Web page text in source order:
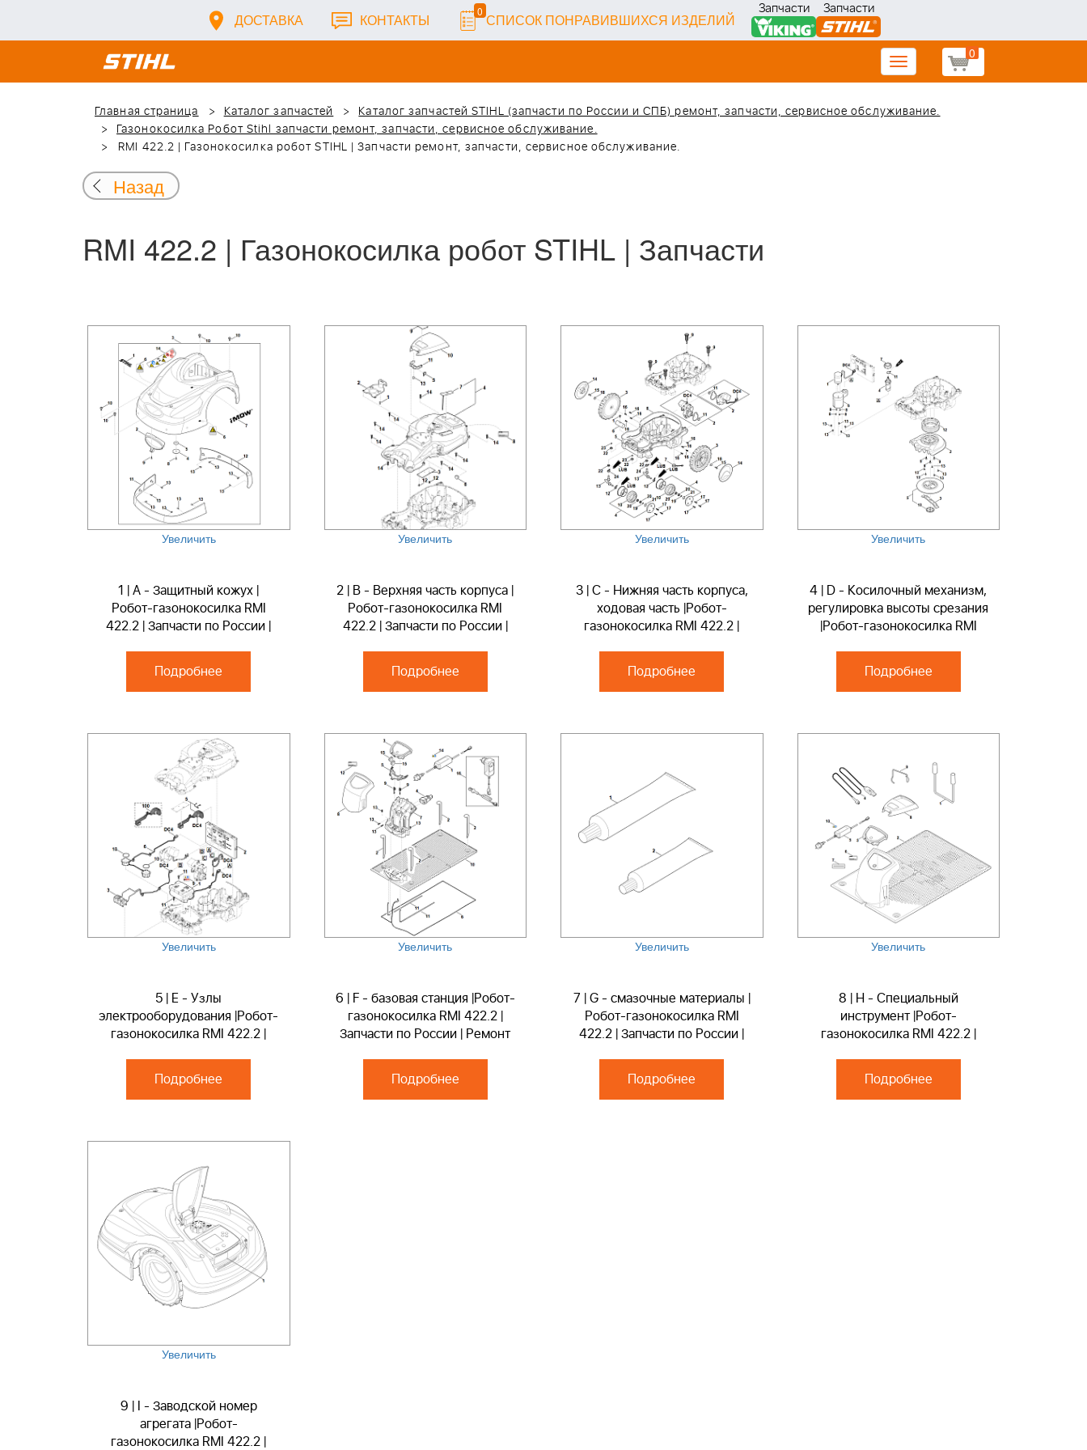
ДОСТАВКА КОНТАКТЫ 0 СПИСОК ПОНРАВИВШИХСЯ ИЗДЕЛИЙ
Запчасти Запчасти
0
Toggle
navigation
Главная страница
Каталог запчастей
Каталог запчастей STIHL (запчасти по России и СПБ) ремонт, запчасти, сервисное обслуживание.
Газонокосилка Робот Stihl запчасти ремонт, запчасти, сервисное обслуживание.
RMI 422.2 | Газонокосилка робот STIHL | Запчасти ремонт, запчасти, сервисное обслуживание.
Назад
RMI 422.2 | Газонокосилка робот STIHL | Запчасти
Увеличить
1 | A - Защитный кожух |
Робот-газонокосилка RMI
422.2 | Запчасти по России |
Подробнее
Увеличить
2 | B - Верхняя часть корпуса |
Робот-газонокосилка RMI
422.2 | Запчасти по России |
Подробнее
Увеличить
3 | C - Нижняя часть корпуса,
ходовая часть |Робот-
газонокосилка RMI 422.2 |
Подробнее
Увеличить
4 | D - Косилочный механизм,
регулировка высоты срезания
|Робот-газонокосилка RMI
Ремонт
Подробнее
Увеличить
5 | E - Узлы
электрооборудования |Робот-
газонокосилка RMI 422.2 |
Подробнее
Увеличить
6 | F - базовая станция |Робот-
газонокосилка RMI 422.2 |
Запчасти по России | Ремонт
Подробнее
Увеличить
7 | G - смазочные материалы |
Робот-газонокосилка RMI
422.2 | Запчасти по России |
Подробнее
Увеличить
8 | H - Специальный
инструмент |Робот-
газонокосилка RMI 422.2 |
Подробнее
Увеличить
9 | I - Заводской номер
агрегата |Робот-
газонокосилка RMI 422.2 |